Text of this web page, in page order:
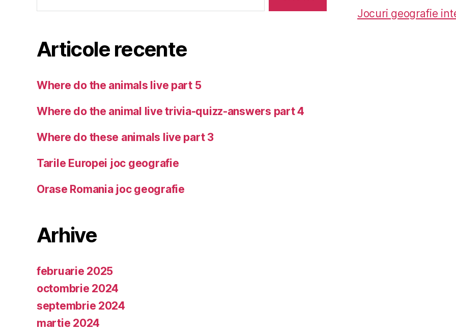
Articole recente
Where do the animals live part 5
Where do the animal live trivia-quizz-answers part 4
Where do these animals live part 3
Tarile Europei joc geografie
Orase Romania joc geografie
Arhive
februarie 2025
octombrie 2024
septembrie 2024
martie 2024
Jocuri geografie